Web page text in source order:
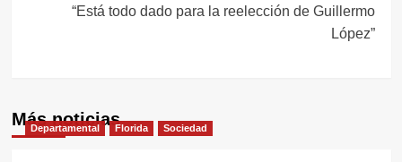
“Está todo dado para la reelección de Guillermo
López”
Más noticias
Departamental Florida Sociedad